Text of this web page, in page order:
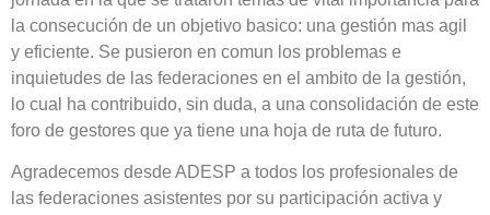
la consecución de un objetivo basico: una gestión mas agil
y eficiente. Se pusieron en comun los problemas e
inquietudes de las federaciones en el ambito de la gestión,
lo cual ha contribuido, sin duda, a una consolidación de este
foro de gestores que ya tiene una hoja de ruta de futuro.
Agradecemos desde ADESP a todos los profesionales de
las federaciones asistentes por su participación activa y